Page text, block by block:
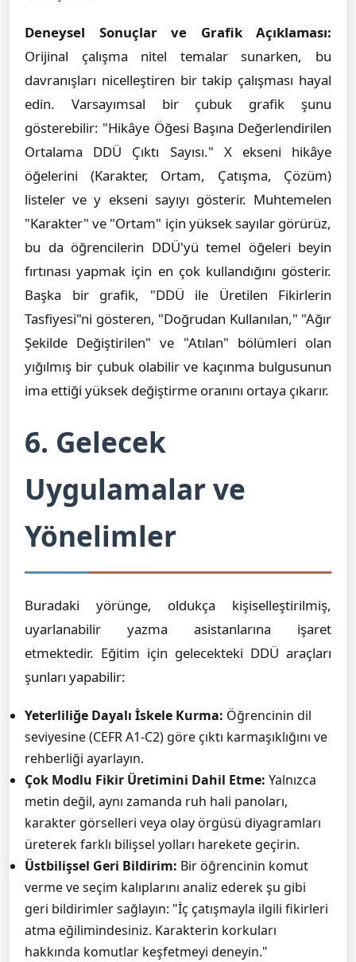
Deneysel Sonuçlar ve Grafik Açıklaması:
Orijinal çalışma nitel temalar sunarken, bu
davranışları nicelleştiren bir takip çalışması hayal
edin. Varsayımsal bir çubuk grafik şunu
gösterebilir: "Hikâye Öğesi Başına Değerlendirilen
Ortalama DDÜ Çıktı Sayısı." X ekseni hikâye
öğelerini (Karakter, Ortam, Çatışma, Çözüm)
listeler ve y ekseni sayıyı gösterir. Muhtemelen
"Karakter" ve "Ortam" için yüksek sayılar görürüz,
bu da öğrencilerin DDÜ'yü temel öğeleri beyin
fırtınası yapmak için en çok kullandığını gösterir.
Başka bir grafik, "DDÜ ile Üretilen Fikirlerin
Tasfiyesi"ni gösteren, "Doğrudan Kullanılan," "Ağır
Şekilde Değiştirilen" ve "Atılan" bölümleri olan
yığılmış bir çubuk olabilir ve kaçınma bulgusunun
ima ettiği yüksek değiştirme oranını ortaya çıkarır.
6. Gelecek
Uygulamalar ve
Yönelimler
Buradaki yörünge, oldukça kişiselleştirilmiş,
uyarlanabilir yazma asistanlarına işaret
etmektedir. Eğitim için gelecekteki DDÜ araçları
şunları yapabilir:
Yeterliliğe Dayalı İskele Kurma: Öğrencinin dil
seviyesine (CEFR A1-C2) göre çıktı karmaşıklığını ve
rehberliği ayarlayın.
Çok Modlu Fikir Üretimini Dahil Etme: Yalnızca
metin değil, aynı zamanda ruh hali panoları,
karakter görselleri veya olay örgüsü diyagramları
üreterek farklı bilişsel yolları harekete geçirin.
Üstbilişsel Geri Bildirim: Bir öğrencinin komut
verme ve seçim kalıplarını analiz ederek şu gibi
geri bildirimler sağlayın: "İç çatışmayla ilgili fikirleri
atma eğilimindesiniz. Karakterin korkuları
hakkında komutlar keşfetmeyi deneyin."